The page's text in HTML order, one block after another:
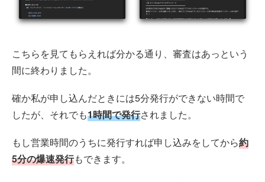
こちらを見てもらえれば分かる通り、審査はあっという
間に終わりました。
確か私が申し込んだときには5分発行ができない時間で
したが、それでも1時間で発行されました。
もし営業時間のうちに発行すれば申し込みをしてから約
5分の爆速発行もできます。